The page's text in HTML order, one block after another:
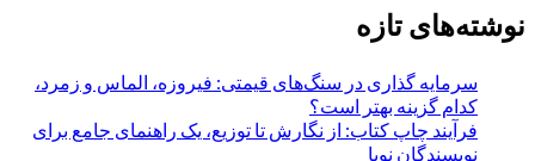
نوشته‌های تازه
سرمایه گذاری در سنگ‌های قیمتی: فیروزه، الماس و زمرد،
کدام گزینه بهتر است؟
فرآیند چاپ کتاب: از نگارش تا توزیع، یک راهنمای جامع برای
نویسندگان نوپا